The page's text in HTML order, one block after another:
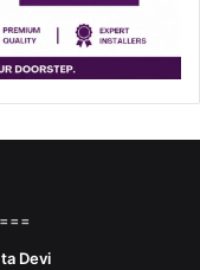
Devi